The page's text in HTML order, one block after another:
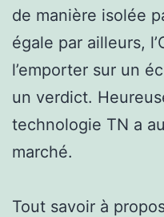
de manière isolée
égale par ailleurs,
l’emporter sur un
un verdict.
technologie TN a
marché.
Tout savoir à